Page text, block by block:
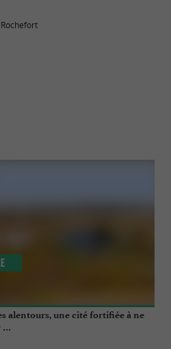
alentours, une cité fortifiée à ne
…